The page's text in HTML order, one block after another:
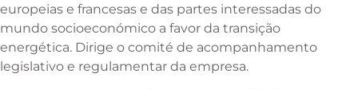
europeias e francesas e das partes interessadas do
mundo socioeconómico a favor da transição
energética. Dirige o comité de acompanhamento
legislativo e regulamentar da empresa.